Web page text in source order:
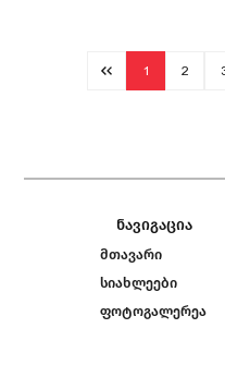
1 2
ნავიგაცია
მთავარი
სიახლეები
ფოტოგალერეა